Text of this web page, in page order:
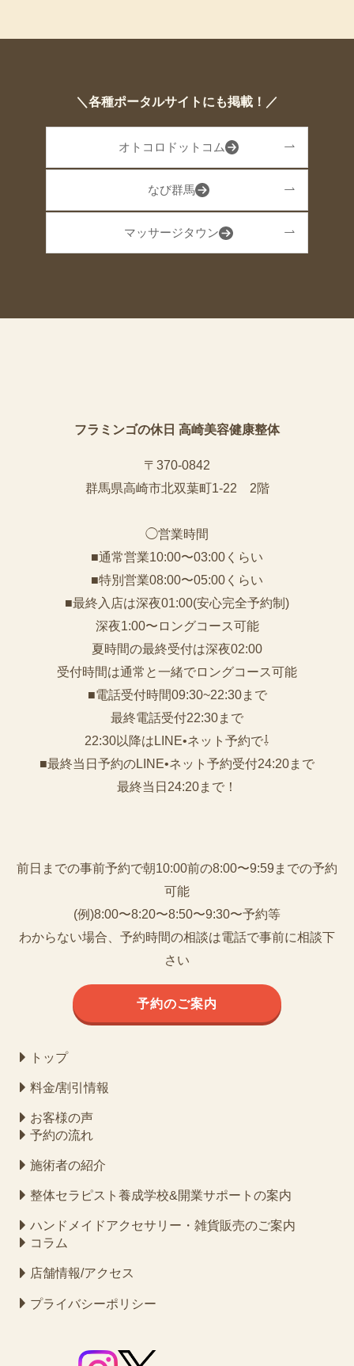
＼各種ポータルサイトにも掲載！／
オトコロドットコム
なび群馬
マッサージタウン
フラミンゴの休日 高崎美容健康整体
〒370-0842
群馬県高崎市北双葉町1-22 2階
◯営業時間
■通常営業10:00〜03:00くらい
■特別営業08:00〜05:00くらい
■最終入店は深夜01:00(安心完全予約制)
深夜1:00〜ロングコース可能
夏時間の最終受付は深夜02:00
受付時間は通常と一緒でロングコース可能
■電話受付時間09:30~22:30まで
️最終電話受付22:30まで
22:30以降はLINE•ネット予約で⇩
■最終当日予約のLINE•ネット予約受付24:20まで
最終当日24:20まで！
前日までの事前予約で朝10:00前の8:00〜9:59までの予約
可能
(例)8:00〜8:20〜8:50〜9:30〜予約等
わからない場合、予約時間の相談は電話で事前に相談下
さい
予約のご案内
トップ
料金/割引情報
お客様の声
予約の流れ
施術者の紹介
整体セラピスト養成学校&開業サポートの案内
ハンドメイドアクセサリー・雑貨販売のご案内
コラム
店舗情報/アクセス
プライバシーポリシー